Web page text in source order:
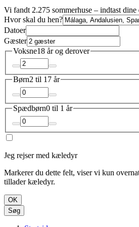
Vi fandt 2.275 sommerhuse – indtast
Hvor skal du hen?
Datoer
Gæster
Voksne18 år og derover
Børn2 til 17 år
Spædbørn0 til 1 år
Jeg rejser med kæledyr
Markerer du dette felt, viser vi kun
tillader kæledyr.
OK
Søg